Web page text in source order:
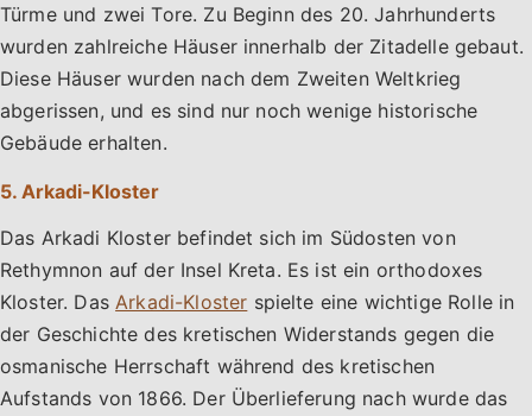
Türme und zwei Tore. Zu Beginn des 20. Jahrhunderts
wurden zahlreiche Häuser innerhalb der Zitadelle gebaut.
Diese Häuser wurden nach dem Zweiten Weltkrieg
abgerissen, und es sind nur noch wenige historische
Gebäude erhalten.
5. Arkadi-Kloster
Das Arkadi Kloster befindet sich im Südosten von
Rethymnon auf der Insel Kreta. Es ist ein orthodoxes
Kloster. Das Arkadi-Kloster spielte eine wichtige Rolle in
der Geschichte des kretischen Widerstands gegen die
osmanische Herrschaft während des kretischen
Aufstands von 1866. Der Überlieferung nach wurde das